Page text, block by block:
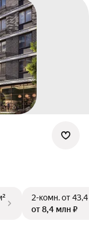
2-комн.от
от 8,4 млн ₽